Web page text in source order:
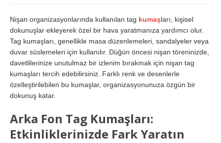
Nişan organizasyonlarında kullanılan tag kumaşları, kişisel
dokunuşlar ekleyerek özel bir hava yaratmanıza yardımcı olur.
Tag kumaşları, genellikle masa düzenlemeleri, sandalyeler veya
duvar süslemeleri için kullanılır. Düğün öncesi nişan töreninizde,
davetlilerinize unutulmaz bir izlenim bırakmak için nişan tag
kumaşları tercih edebilirsiniz. Farklı renk ve desenlerle
özelleştirilebilen bu kumaşlar, organizasyonunuza özgün bir
dokunuş katar.
Arka Fon Tag Kumaşları:
Etkinliklerinizde Fark Yaratın